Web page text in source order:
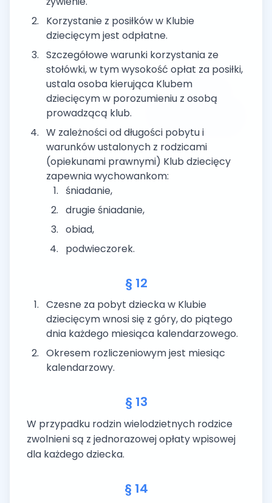
Korzystanie z posiłków w Klubie
dziecięcym jest odpłatne.
Szczegółowe warunki korzystania ze
stołówki, w tym wysokość opłat za posiłki,
ustala osoba kierująca Klubem
dziecięcym w porozumieniu z osobą
prowadzącą klub.
W zależności od długości pobytu i
warunków ustalonych z rodzicami
(opiekunami prawnymi) Klub dziecięcy
zapewnia wychowankom:
śniadanie,
drugie śniadanie,
obiad,
podwieczorek.
§ 12
Czesne za pobyt dziecka w Klubie
dziecięcym wnosi się z góry, do piątego
dnia każdego miesiąca kalendarzowego.
Okresem rozliczeniowym jest miesiąc
kalendarzowy.
§ 13
W przypadku rodzin wielodzietnych rodzice
zwolnieni są z jednorazowej opłaty wpisowej
dla każdego dziecka.
§ 14